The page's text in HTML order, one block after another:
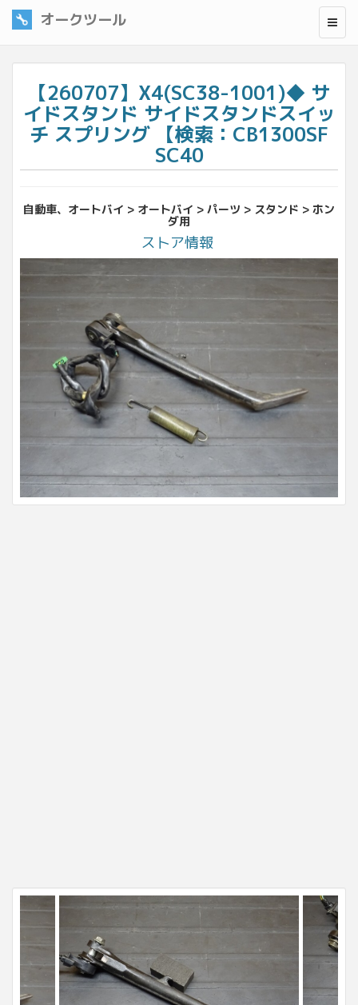
オークツール
【260707】X4(SC38-1001)◆ サ
イドスタンド サイドスタンドスイッ
チ スプリング 【検索：CB1300SF
SC40
自動車、オートバイ > オートバイ > パーツ > スタンド > ホン
ダ用
ストア情報